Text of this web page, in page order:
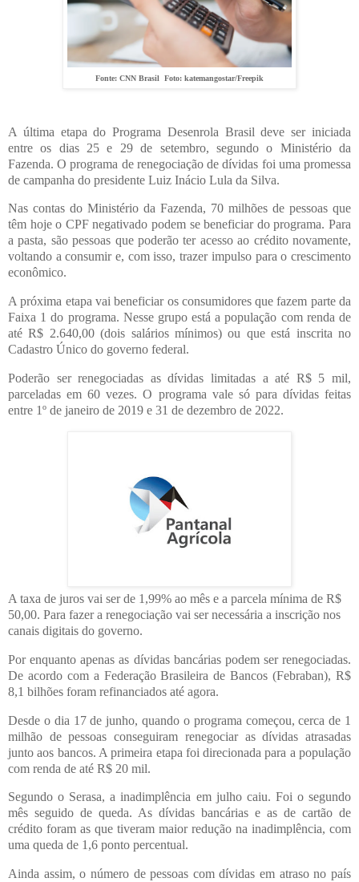
Fonte: CNN Brasil Foto: katemangostar/Freepik
A última etapa do Programa Desenrola Brasil deve ser iniciada
entre os dias 25 e 29 de setembro, segundo o Ministério da
Fazenda. O programa de renegociação de dívidas foi uma promessa
de campanha do presidente Luiz Inácio Lula da Silva.
Nas contas do Ministério da Fazenda, 70 milhões de pessoas que
têm hoje o CPF negativado podem se beneficiar do programa. Para
a pasta, são pessoas que poderão ter acesso ao crédito novamente,
voltando a consumir e, com isso, trazer impulso para o crescimento
econômico.
A próxima etapa vai beneficiar os consumidores que fazem parte da
Faixa 1 do programa. Nesse grupo está a população com renda de
até R$ 2.640,00 (dois salários mínimos) ou que está inscrita no
Cadastro Único do governo federal.
Poderão ser renegociadas as dívidas limitadas a até R$ 5 mil,
parceladas em 60 vezes. O programa vale só para dívidas feitas
entre 1º de janeiro de 2019 e 31 de dezembro de 2022.
A taxa de juros vai ser de 1,99% ao mês e a parcela mínima de R$
50,00. Para fazer a renegociação vai ser necessária a inscrição nos
canais digitais do governo.
Por enquanto apenas as dívidas bancárias podem ser renegociadas.
De acordo com a Federação Brasileira de Bancos (Febraban), R$
8,1 bilhões foram refinanciados até agora.
Desde o dia 17 de junho, quando o programa começou, cerca de 1
milhão de pessoas conseguiram renegociar as dívidas atrasadas
junto aos bancos. A primeira etapa foi direcionada para a população
com renda de até R$ 20 mil.
Segundo o Serasa, a inadimplência em julho caiu. Foi o segundo
mês seguido de queda. As dívidas bancárias e as de cartão de
crédito foram as que tiveram maior redução na inadimplência, com
uma queda de 1,6 ponto percentual.
Ainda assim, o número de pessoas com dívidas em atraso no país